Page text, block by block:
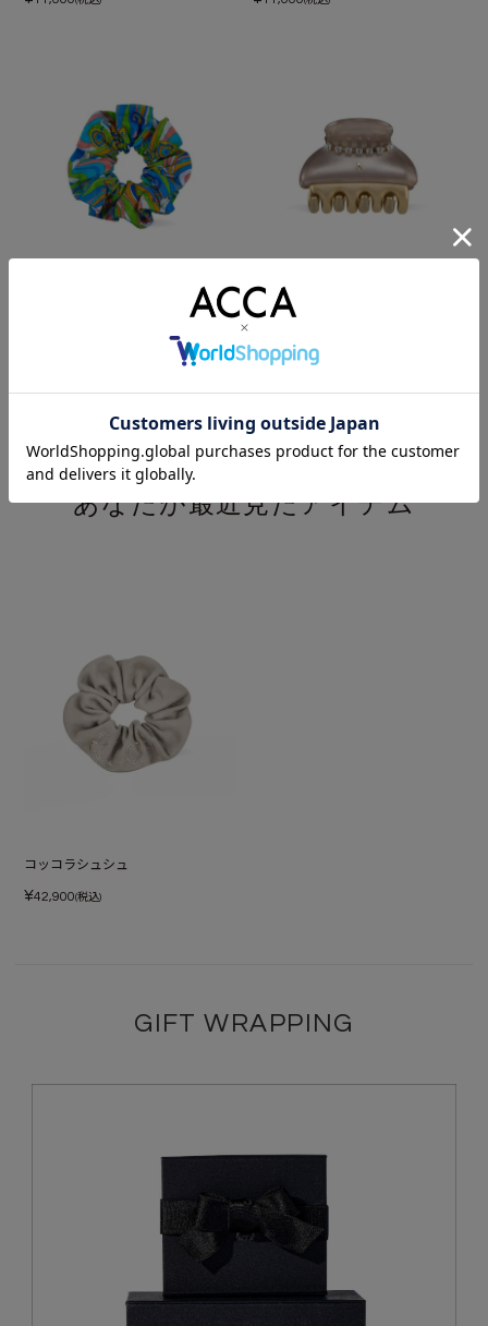
¥22,000 (税込)
あなたが最近見たアイテム
コッコラシュシュ
¥42,900(税込)
GIFT WRAPPING